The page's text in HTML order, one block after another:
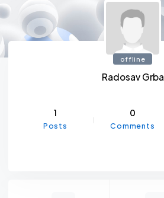
offline
Radosav Grba
1
Posts
0
Comments